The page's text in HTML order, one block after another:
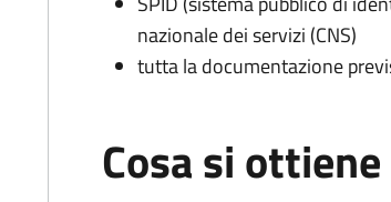
nazionale dei servizi (CNS)
tutta la documentazione
Cosa si ottiene